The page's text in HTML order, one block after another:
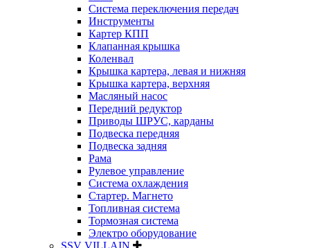
Система переключения передач
Инструменты
Картер КПП
Клапанная крышка
Коленвал
Крышка картера, левая и нижняя
Крышка картера, верхняя
Масляный насос
Передний редуктор
Приводы ШРУС, карданы
Подвеска передняя
Подвеска задняя
Рама
Рулевое управление
Система охлаждения
Стартер. Магнето
Топливная система
Тормозная система
Электро оборудование
SSV VILLAIN